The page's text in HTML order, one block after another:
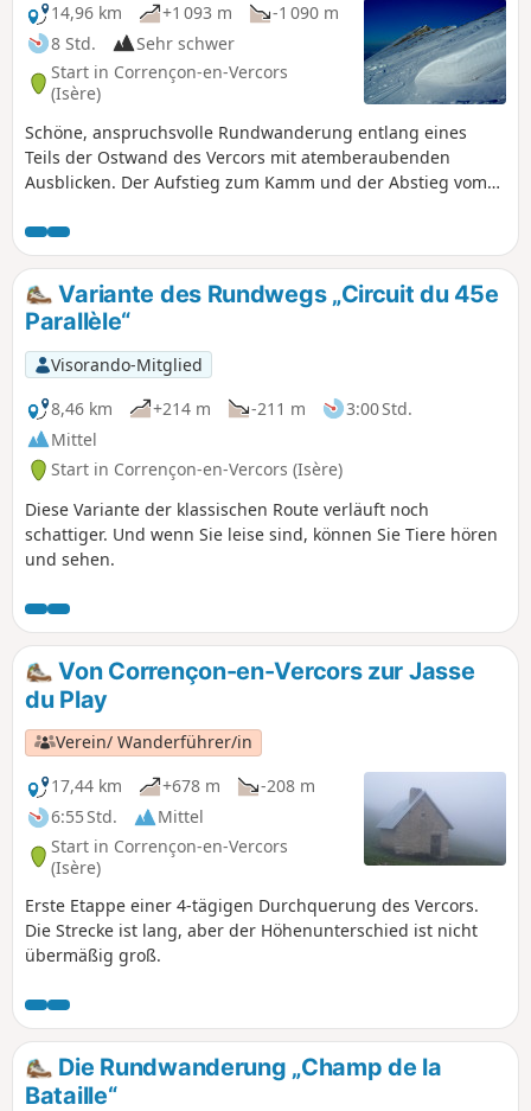
14,96 km
+1 093 m
-1 090 m
8 Std.
Sehr schwer
Start in Corrençon-en-Vercors
(Isère)
Schöne, anspruchsvolle Rundwanderung entlang eines
Teils der Ostwand des Vercors mit atemberaubenden
Ausblicken. Der Aufstieg zum Kamm und der Abstieg vom
Die Überquerung in der Nähe der Grate ist im Winter
anspruchsvoller (siehe praktische Informationen).
Variante des Rundwegs „Circuit du 45e
Parallèle“
Visorando-Mitglied
8,46 km
+214 m -211 m
3:00 Std.
Mittel
Start in Corrençon-en-Vercors (Isère)
Diese Variante der klassischen Route verläuft noch
schattiger. Und wenn Sie leise sind, können Sie Tiere hören
und sehen.
Von Corrençon-en-Vercors zur Jasse
du Play
Verein/ Wanderführer/in
17,44 km
+678 m
-208 m
6:55 Std.
Mittel
Start in Corrençon-en-Vercors
(Isère)
Erste Etappe einer 4-tägigen Durchquerung des Vercors.
Die Strecke ist lang, aber der Höhenunterschied ist nicht
übermäßig groß.
Die Rundwanderung „Champ de la
Bataille“